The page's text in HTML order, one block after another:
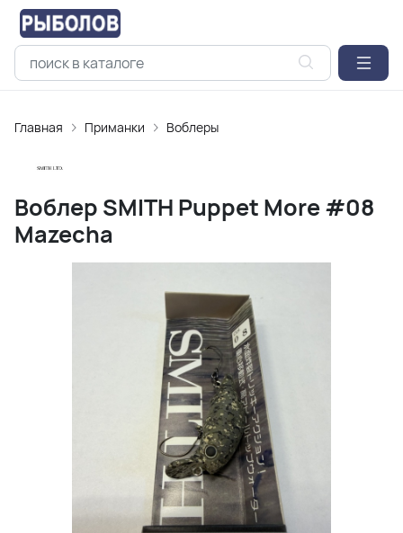
Главная Приманки Воблеры
Воблер SMITH Puppet More #08
Mazecha